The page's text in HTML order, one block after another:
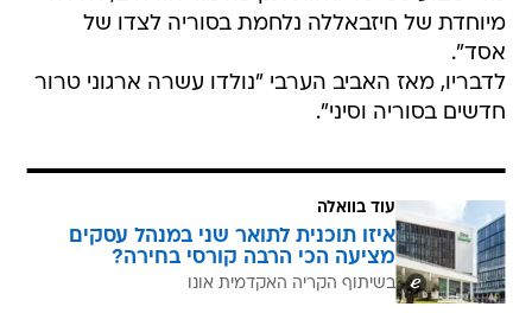
מיוחדת של חיזבאללה נלחמת בסוריה לצדו של
אסד".
לדבריו, מאז האביב הערבי "נולדו עשרה ארגוני טרור
חדשים בסוריה וסיני".
עוד בוואלה
איזו תוכנית לתואר שני במנהל עסקים
מציעה הכי הרבה קורסי בחירה?
בשיתוף הקריה האקדמית אונו